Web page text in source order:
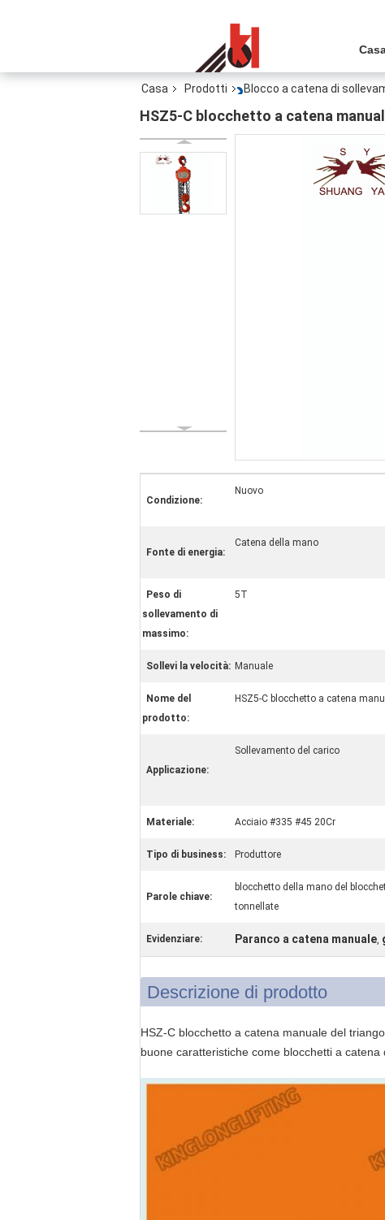
Casa Prodotti Blocco a catena di
HSZ5-C blocchetto a catena
Condizione:
Nuovo
Fonte di energia:
Catena della mano
Peso di
sollevamento di
massimo:
5T
Sollevi la velocità: Manuale
Nome del
prodotto:
HSZ5-C blocchetto a catena
Applicazione:
Sollevamento del carico
Materiale: Acciaio #335 #45 20Cr
Tipo di business: Produttore
Parole chiave:
blocchetto della mano del
tonnellate
Evidenziare: Paranco a catena manuale,
Descrizione di prodotto
HSZ-C blocchetto a catena manuale del
buone caratteristiche come blocchetti a